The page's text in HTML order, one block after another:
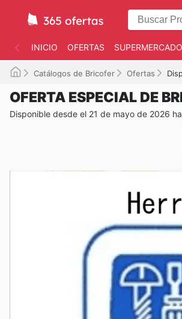
INICIO OFERTAS
Catálogos de Bricofer Ofertas
OFERTA ESPECIAL DE
Disponible desde el 21 de mayo de 2026